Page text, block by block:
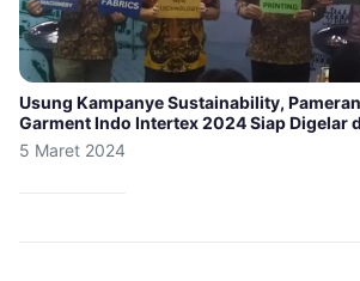
Usung Kampanye Sustainability,
Garment Indo Intertex 2024 Siap Digelar
5 Maret 2024